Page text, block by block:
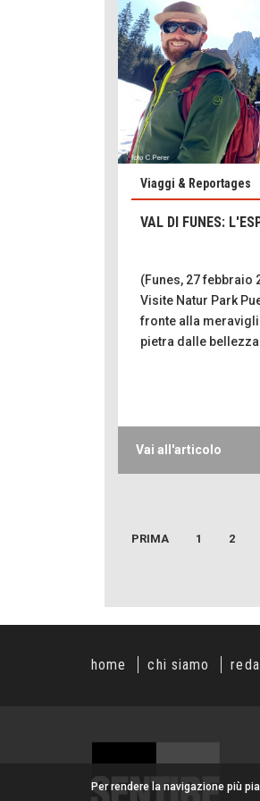
Viaggi & Reportages
VAL DI FUNES:
(Funes, 27 febbraio
Visite Natur Park
fronte alla
pietra dalle
Vai all'articolo
PRIMA 1 2
home chi siamo
Per rendere la navigazione più